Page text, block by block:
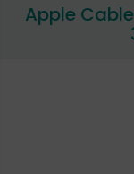
Apple